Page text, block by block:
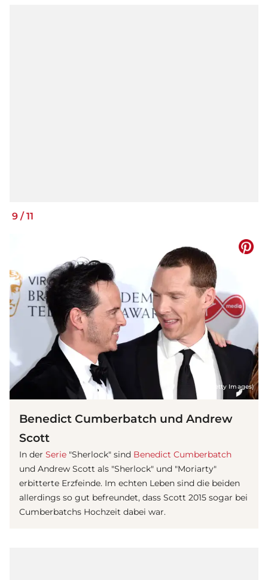
9 /11
(© Getty Images)
Benedict Cumberbatch und Andrew
Scott
In der Serie "Sherlock" sind Benedict Cumberbatch
und Andrew Scott als "Sherlock" und "Moriarty"
erbitterte Erzfeinde. Im echten Leben sind die beiden
allerdings so gut befreundet, dass Scott 2015 sogar bei
Cumberbatchs Hochzeit dabei war.